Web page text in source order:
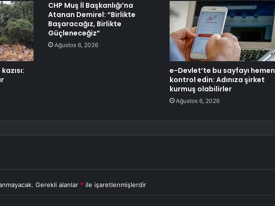
CHP Muş İl Başkanlığı’na
Atanan Demirel: “Birlikte
Başaracağız, Birlikte
Güçleneceğiz”
Ağustos 6, 2026
e-Devlet’te bu sayfayı hemen
kontrol edin: Adınıza şirket
kurmuş olabilirler
Ağustos 6, 2026
Gerekli alanlar * ile işaretlenmişlerdir